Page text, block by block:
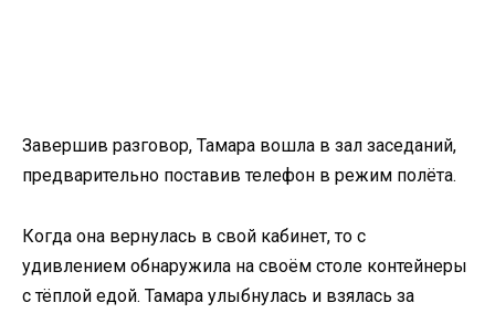
Завершив разговор, Тамара вошла в зал заседаний,
предварительно поставив телефон в режим полёта.
Когда она вернулась в свой кабинет, то с
удивлением обнаружила на своём столе контейнеры
с тёплой едой. Тамара улыбнулась и взялась за